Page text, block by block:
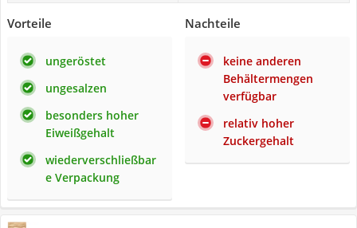
Vorteile
ungeröstet
ungesalzen
besonders hoher
Eiweißgehalt
wiederverschließbar
e Verpackung
Nachteile
keine anderen
Behältermengen
verfügbar
relativ hoher
Zuckergehalt